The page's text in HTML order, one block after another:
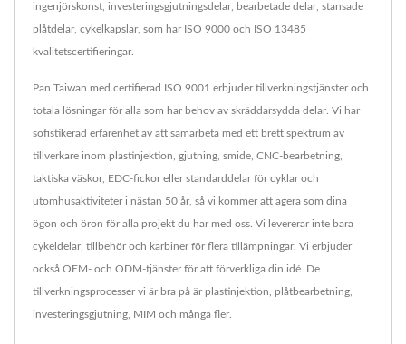
ingenjörskonst, investeringsgjutningsdelar, bearbetade delar, stansade
plåtdelar, cykelkapslar, som har ISO 9000 och ISO 13485
kvalitetscertifieringar.
Pan Taiwan med certifierad ISO 9001 erbjuder tillverkningstjänster och
totala lösningar för alla som har behov av skräddarsydda delar. Vi har
sofistikerad erfarenhet av att samarbeta med ett brett spektrum av
tillverkare inom plastinjektion, gjutning, smide, CNC-bearbetning,
taktiska väskor, EDC-fickor eller standarddelar för cyklar och
utomhusaktiviteter i nästan 50 år, så vi kommer att agera som dina
ögon och öron för alla projekt du har med oss. Vi levererar inte bara
cykeldelar, tillbehör och karbiner för flera tillämpningar. Vi erbjuder
också OEM- och ODM-tjänster för att förverkliga din idé. De
tillverkningsprocesser vi är bra på är plastinjektion, plåtbearbetning,
investeringsgjutning, MIM och många fler.